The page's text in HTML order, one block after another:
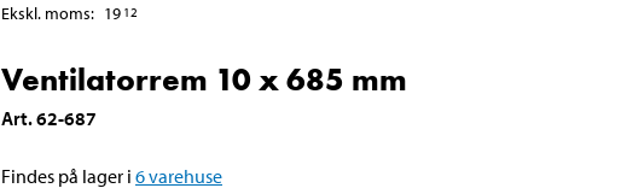
Ekskl. moms: 19 12
Ventilatorrem 10 x 685 mm
Art.62-687
Findes på lager i 6varehuse